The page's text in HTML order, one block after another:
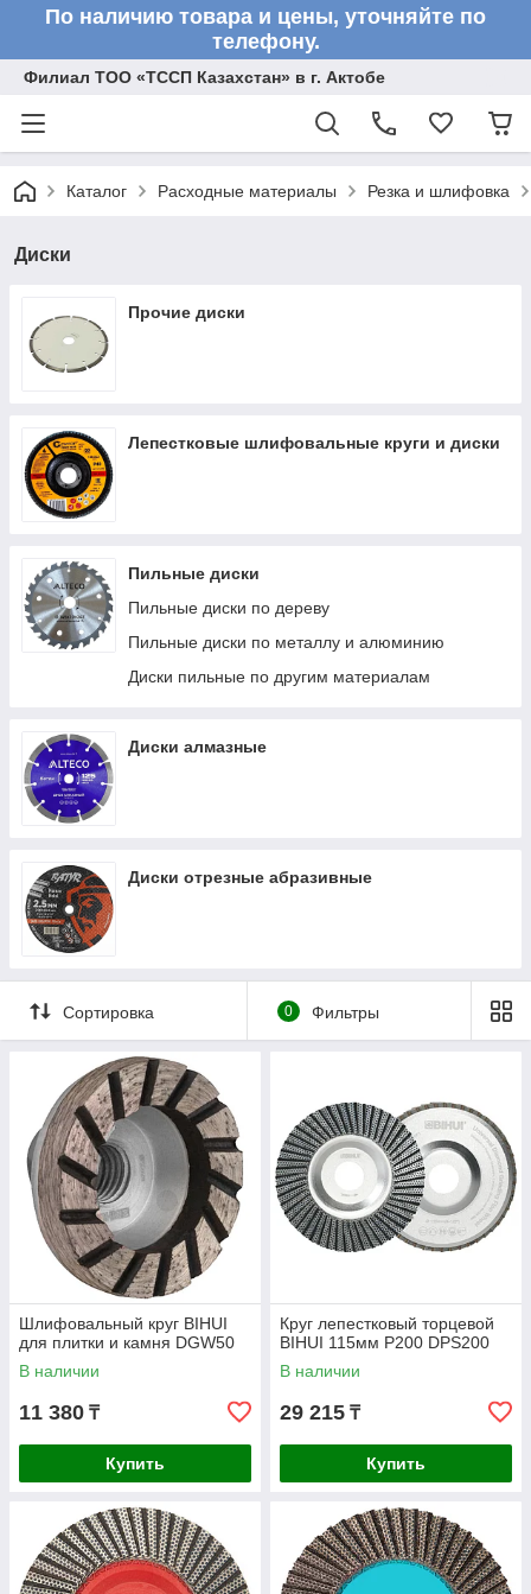
По наличию товара и цены, уточняйте по
телефону.
Филиал ТОО «ТССП Казахстан» в г. Актобе
Каталог Расходные материалы Резка и шлифовка
Диски
Прочие диски
Лепестковые шлифовальные круги и диски
Пильные диски
Пильные диски по дереву
Пильные диски по металлу и алюминию
Диски пильные по другим материалам
Диски алмазные
Диски отрезные абразивные
Сортировка 0 Фильтры
Шлифовальный круг BIHUI
для плитки и камня DGW50
В наличии
11 380 ₸
Купить
Круг лепестковый торцевой
BIHUI 115мм P200 DPS200
В наличии
29 215 ₸
Купить